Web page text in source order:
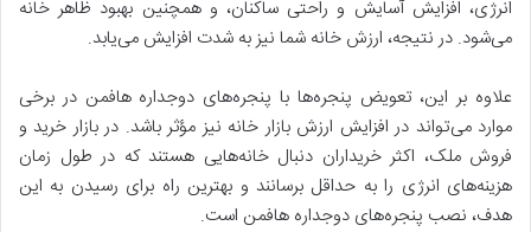
انرژی، افزایش آسایش و راحتی ساکنان، و همچنین بهبود ظاهر خانه
می‌شود. در نتیجه، ارزش خانه شما نیز به شدت افزایش می‌یابد.
علاوه بر این، تعویض پنجره‌ها با پنجره‌های دوجداره هافمن در برخی
موارد می‌تواند در افزایش ارزش بازار خانه نیز مؤثر باشد. در بازار خرید و
فروش ملک، اکثر خریداران دنبال خانه‌هایی هستند که در طول زمان
هزینه‌های انرژی را به حداقل برسانند و بهترین راه برای رسیدن به این
هدف، نصب پنجره‌های دوجداره هافمن است.